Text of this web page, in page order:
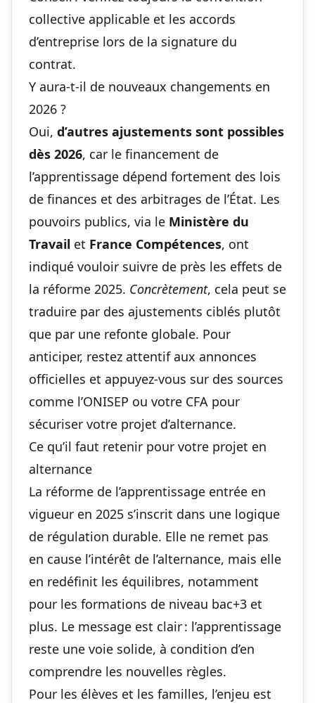
collective applicable et les accords
d’entreprise lors de la signature du
contrat.
Y aura-t-il de nouveaux changements en
2026 ?
Oui, d’autres ajustements sont possibles
dès 2026, car le financement de
l’apprentissage dépend fortement des lois
de finances et des arbitrages de l’État. Les
pouvoirs publics, via le Ministère du
Travail et France Compétences, ont
indiqué vouloir suivre de près les effets de
la réforme 2025. Concrètement, cela peut se
traduire par des ajustements ciblés plutôt
que par une refonte globale. Pour
anticiper, restez attentif aux annonces
officielles et appuyez-vous sur des sources
comme l’ONISEP ou votre CFA pour
sécuriser votre projet d’alternance.
Ce qu’il faut retenir pour votre projet en
alternance
La réforme de l’apprentissage entrée en
vigueur en 2025 s’inscrit dans une logique
de régulation durable. Elle ne remet pas
en cause l’intérêt de l’alternance, mais elle
en redéfinit les équilibres, notamment
pour les formations de niveau bac+3 et
plus. Le message est clair : l’apprentissage
reste une voie solide, à condition d’en
comprendre les nouvelles règles.
Pour les élèves et les familles, l’enjeu est